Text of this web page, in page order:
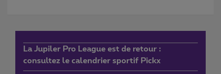
La Jupiler Pro League est de retour :
consultez le calendrier sportif Pickx